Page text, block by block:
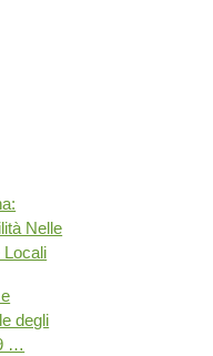
Nelle
Locali
degli
…